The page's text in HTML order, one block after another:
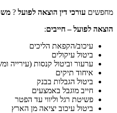
מחפשים עורכי דין הוצאה לפועל ?
הוצאה לפועל – חייבים:
עיכוב/הקפאת הליכים
ביטול עיקולים
ערעור וביטול קנסות (עירייה
איחוד תיקים
ביטול הגבלות בבנק
חייב מוגבל באמצעים
פשיטת רגל וליווי עד הפטר
ביטול עיכוב יציאה מן הארץ